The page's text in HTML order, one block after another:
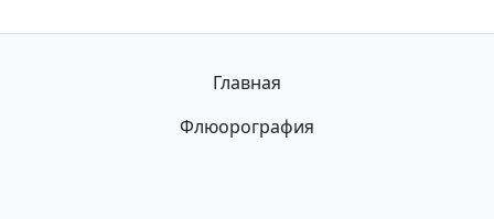
Главная
Флюорография